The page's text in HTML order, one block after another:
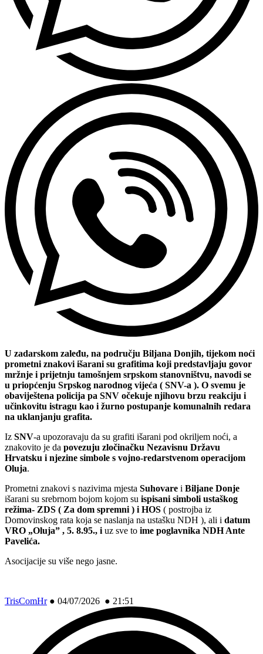
U zadarskom zaleđu, na području Biljana Donjih, tijekom noći
prometni znakovi išarani su grafitima koji predstavljaju govor
mržnje i prijetnju tamošnjem srpskom stanovništvu, navodi se
u priopćenju Srpskog narodnog vijeća ( SNV-a ). O svemu je
obaviještena policija pa SNV očekuje njihovu brzu reakciju i
učinkovitu istragu kao i žurno postupanje komunalnih redara
na uklanjanju grafita.
Iz SNV-a upozoravaju da su grafiti išarani pod okriljem noći, a
znakovito je da povezuju zločinačku Nezavisnu Državu
Hrvatsku i njezine simbole s vojno-redarstvenom operacijom
Oluja.
Prometni znakovi s nazivima mjesta Suhovare i Biljane Donje
išarani su srebrnom bojom kojom su ispisani simboli ustaškog
režima- ZDS ( Za dom spremni ) i HOS ( postrojba iz
Domovinskog rata koja se naslanja na ustašku NDH ), ali i datum
VRO „Oluja” , 5. 8.95., i uz sve to ime poglavnika NDH Ante
Pavelića.
Asocijacije su više nego jasne.
TrisComHr● 04/07/2026 ● 21:51